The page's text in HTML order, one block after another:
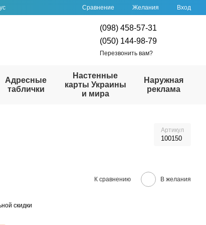
Сравнение Желания Вход
(098) 458-57-31
(050) 144-98-79
Перезвонить вам?
Адресные
таблички
Настенные
карты Украины
и мира
Наружная
реклама
Артикул
100150
К сравнению В желания
скидки